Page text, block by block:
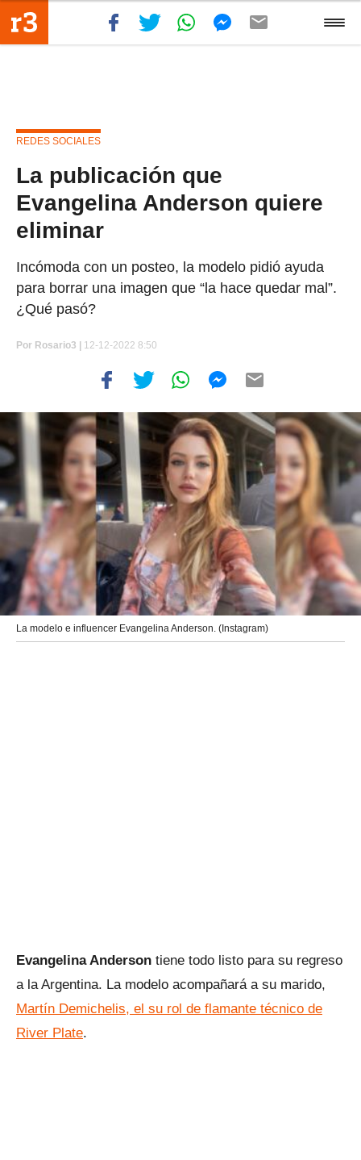
REDES SOCIALES
La publicación que
Evangelina Anderson quiere
eliminar
Incómoda con un posteo, la modelo pidió ayuda
para borrar una imagen que “la hace quedar mal”.
¿Qué pasó?
Por Rosario3 | 12-12-2022 8:50
La modelo e influencer Evangelina Anderson. (Instagram)
Evangelina Anderson tiene todo listo para su regreso
a la Argentina. La modelo acompañará a su marido,
Martín Demichelis, el su rol de flamante técnico de
River Plate.